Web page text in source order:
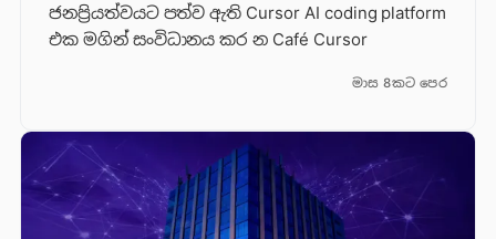
ජනප්‍රියත්වයට පත්ව ඇති Cursor AI coding platform
එක මගින් සංවිධානය කර න Café Cursor
මාස 8කට පෙර